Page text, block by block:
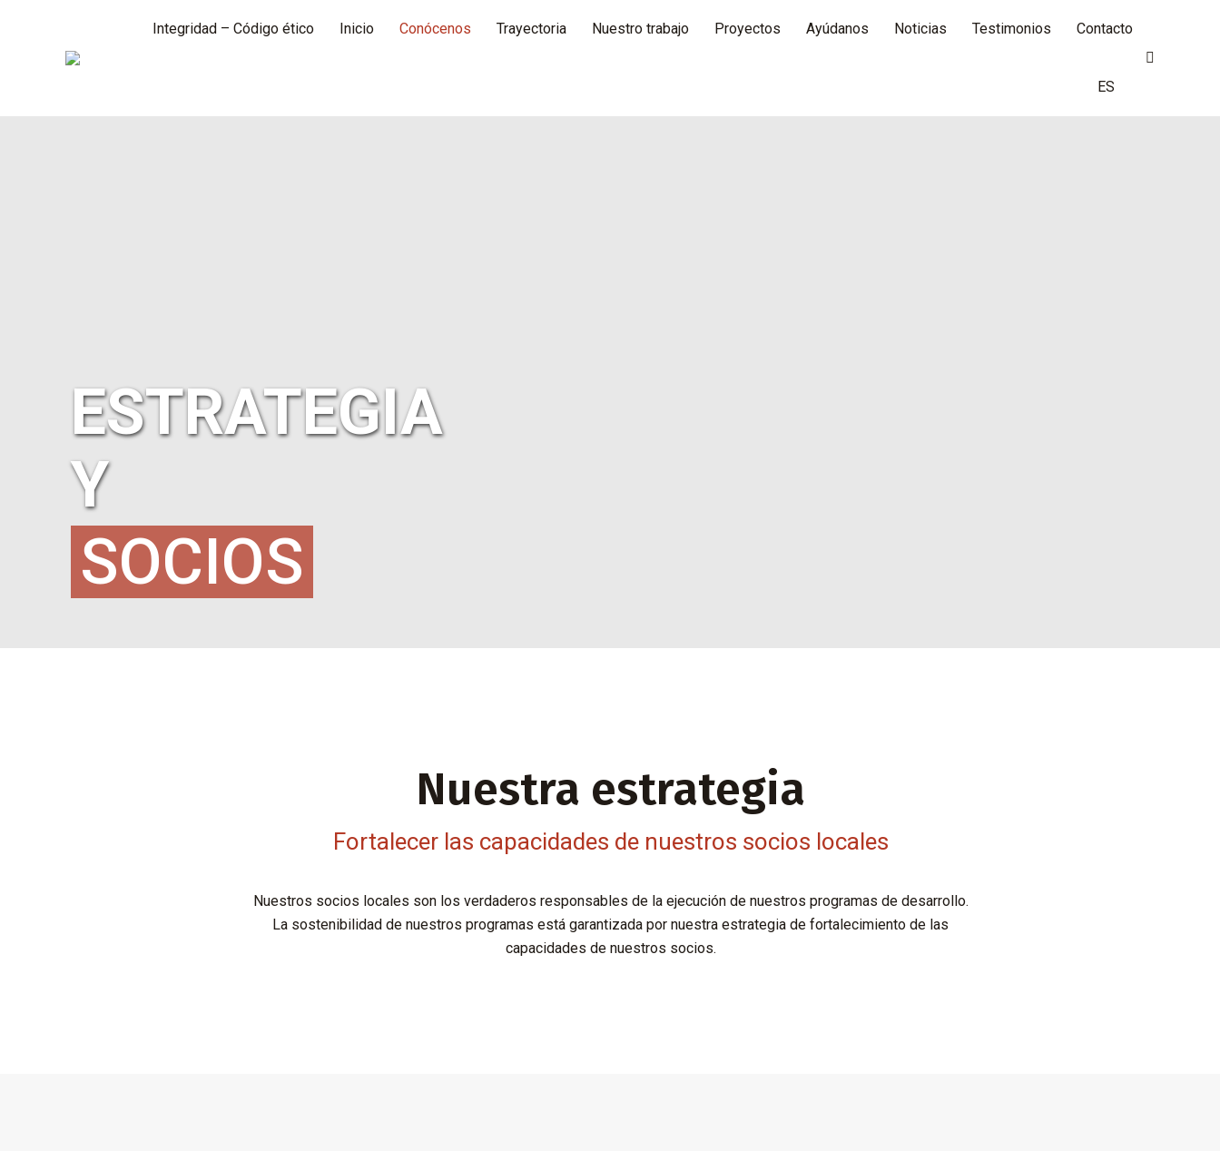
Integridad – Código ético Inicio Conócenos Trayectoria Nuestro trabajo Proyectos Ayúdanos Noticias Testimonios Contacto
ES
Buscar:
ESTRATEGIA
Y
SOCIOS
Nuestra estrategia
Fortalecer las capacidades de nuestros socios locales
Nuestros socios locales son los verdaderos responsables de la ejecución de nuestros programas de desarrollo.
La sostenibilidad de nuestros programas está garantizada por nuestra estrategia de fortalecimiento de las
capacidades de nuestros socios.